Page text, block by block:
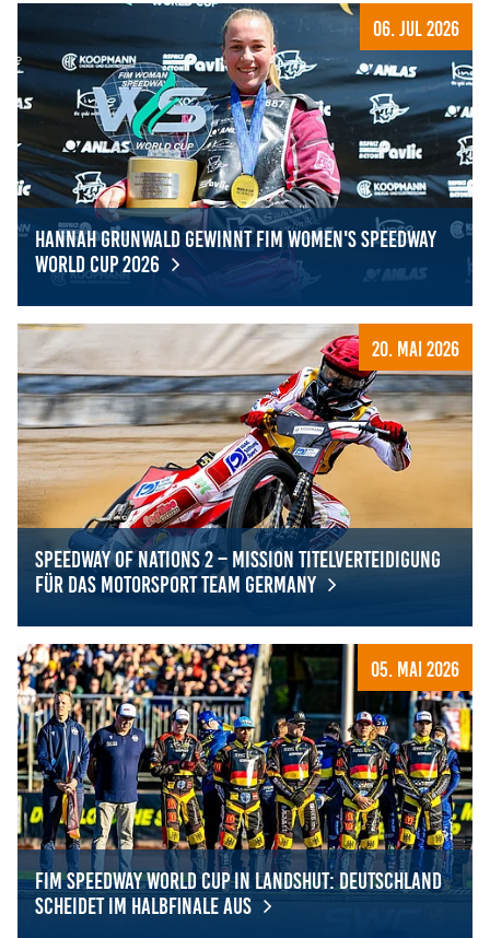
06. Jul 2026
Hannah Grunwald gewinnt FIM Women's Speedway
World Cup 2026
Hannah Grunwald gewinnt FIM Women's Speedway
20. Mai 2026
Speedway of Nations 2 – Mission Titelverteidigung
für das Motorsport Team Germany
Speedway of Nations 2 – Mission Titelverteidigung für
05. Mai 2026
FIM Speedway World Cup in Landshut: Deutschland
scheidet im Halbfinale aus